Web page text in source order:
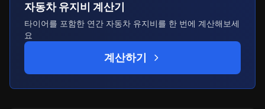
자동차 유지비 계산기
타이어를 포함한 연간 자동차 유지비를 한 번에 계산해보세
요
계산하기